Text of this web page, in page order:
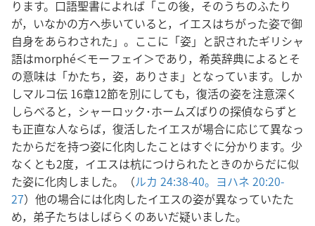
ります。口語聖書によれば「この後，そのうちのふたり
が，いなかの方へ歩いていると，イエスはちがった姿で御
自身をあらわされた」。ここに「姿」と訳されたギリシャ
語はmorphé＜モーフェイ＞であり，希英辞典によるとそ
の意味は「かたち，姿，ありさま」となっています。しか
しマルコ伝 16章12節を別にしても，復活の姿を注意深く
しらべると，シャーロック･ホームズばりの探偵ならずと
も正直な人ならば，復活したイエスが場合に応じて異なっ
たからだを持つ姿に化肉したことはすぐに分かります。少
なくとも2度，イエスは杭につけられたときのからだに似
た姿に化肉しました。（ルカ 24:38-40。 ヨハネ 20:20-
27）他の場合には化肉したイエスの姿が異なっていたた
め，弟子たちはしばらくのあいだ疑いました。